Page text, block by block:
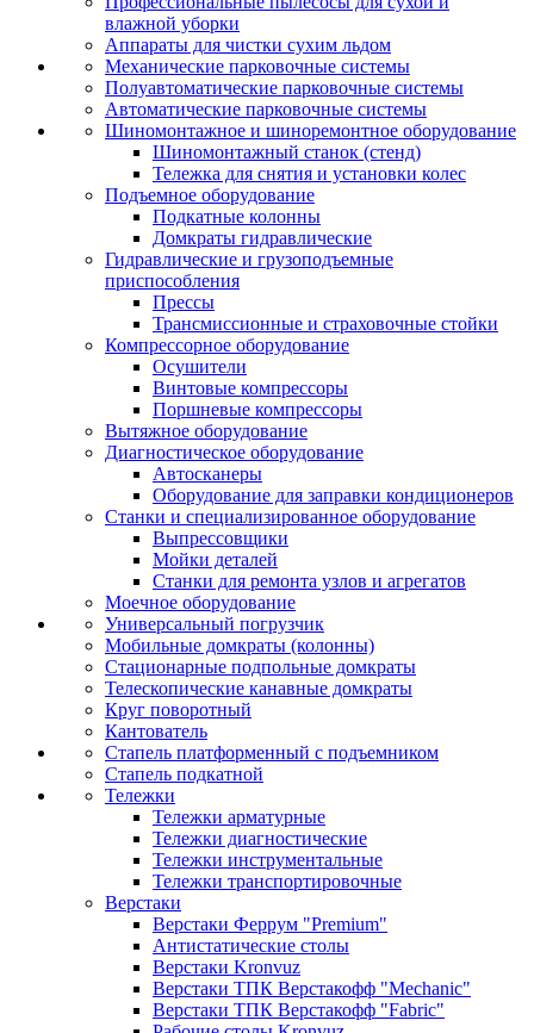
влажной уборки
Аппараты для чистки сухим льдом
Механические парковочные системы
Полуавтоматические парковочные системы
Автоматические парковочные системы
Шиномонтажное и шиноремонтное оборудование
Шиномонтажный станок (стенд)
Тележка для снятия и установки колес
Подъемное оборудование
Подкатные колонны
Домкраты гидравлические
Гидравлические и грузоподъемные
приспособления
Прессы
Трансмиссионные и страховочные стойки
Компрессорное оборудование
Осушители
Винтовые компрессоры
Поршневые компрессоры
Вытяжное оборудование
Диагностическое оборудование
Автосканеры
Оборудование для заправки кондиционеров
Станки и специализированное оборудование
Выпрессовщики
Мойки деталей
Станки для ремонта узлов и агрегатов
Моечное оборудование
Универсальный погрузчик
Мобильные домкраты (колонны)
Стационарные подпольные домкраты
Телескопические канавные домкраты
Круг поворотный
Кантователь
Стапель платформенный с подъемником
Стапель подкатной
Тележки
Тележки арматурные
Тележки диагностические
Тележки инструментальные
Тележки транспортировочные
Верстаки
Верстаки Феррум "Premium"
Антистатические столы
Верстаки Kronvuz
Верстаки ТПК Верстакофф "Mechanic"
Верстаки ТПК Верстакофф "Fabric"